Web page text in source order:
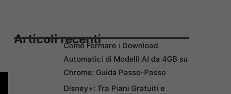
Articoli recentiCome Fermare i Download
Automatici di Modelli AI da 4GB su
Chrome: Guida Passo-Passo
Disney+: Tra Piani Gratuiti e